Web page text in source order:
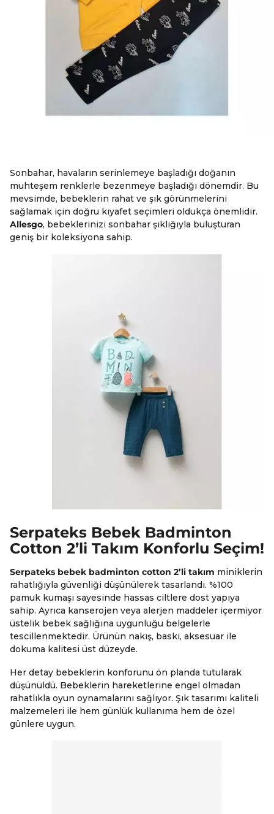
Sonbahar, havaların serinlemeye başladığı doğanın
muhteşem renklerle bezenmeye başladığı dönemdir. Bu
mevsimde, bebeklerin rahat ve şık görünmelerini
sağlamak için doğru kıyafet seçimleri oldukça önemlidir.
Allesgo, bebeklerinizi sonbahar şıklığıyla buluşturan
geniş bir koleksiyona sahip.
Serpateks Bebek Badminton
Cotton 2’li Takım Konforlu Seçim!
Serpateks bebek badminton cotton 2’li takım miniklerin
rahatlığıyla güvenliği düşünülerek tasarlandı. %100
pamuk kumaşı sayesinde hassas ciltlere dost yapıya
sahip. Ayrıca kanserojen veya alerjen maddeler içermiyor
üstelik bebek sağlığına uygunluğu belgelerle
tescillenmektedir. Ürünün nakış, baskı, aksesuar ile
dokuma kalitesi üst düzeyde.
Her detay bebeklerin konforunu ön planda tutularak
düşünüldü. Bebeklerin hareketlerine engel olmadan
rahatlıkla oyun oynamalarını sağlıyor. Şık tasarımı kaliteli
malzemeleri ile hem günlük kullanıma hem de özel
günlere uygun.